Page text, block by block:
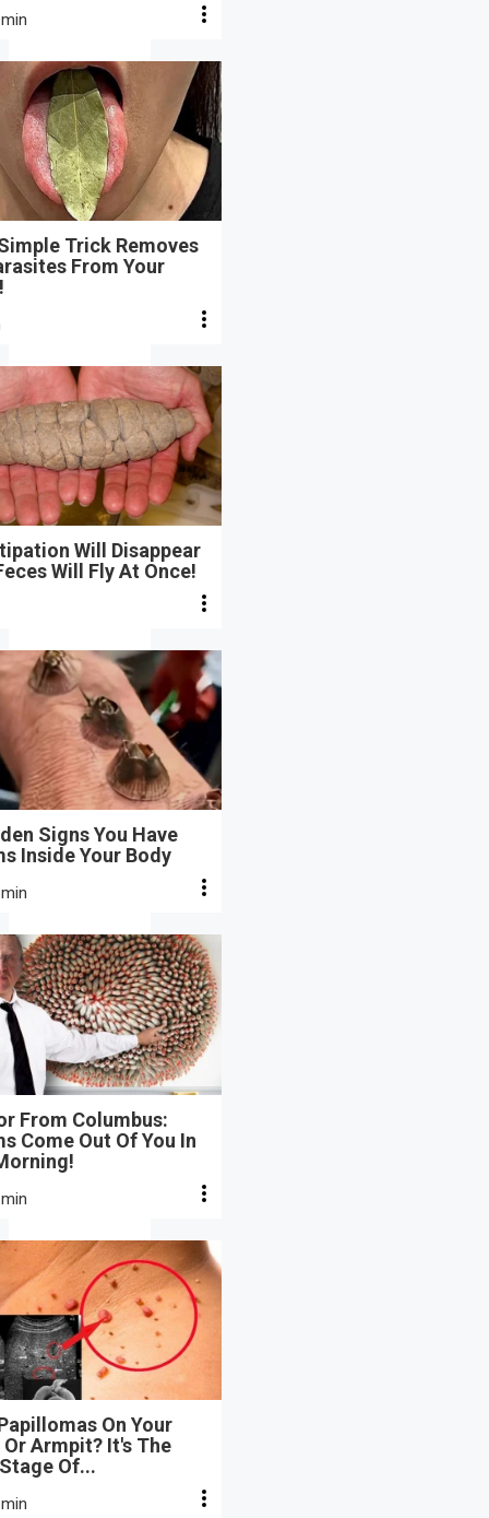
Trick Removes
From Your
Will Disappear
Will Fly At Once!
Signs You Have
Inside Your Body
From Columbus:
Come Out Of You In
On Your
Armpit? It's The
Of...